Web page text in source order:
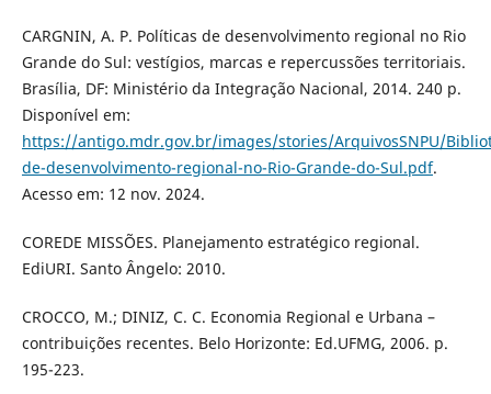
CARGNIN, A. P. Políticas de desenvolvimento regional no Rio
Grande do Sul: vestígios, marcas e repercussões territoriais.
Brasília, DF: Ministério da Integração Nacional, 2014. 240 p.
Disponível em:
https://antigo.mdr.gov.br/images/stories/ArquivosSNPU/
de-desenvolvimento-regional-no-Rio-Grande-do-Sul.pdf.
Acesso em: 12 nov. 2024.
COREDE MISSÕES. Planejamento estratégico regional.
EdiURI. Santo Ângelo: 2010.
CROCCO, M.; DINIZ, C. C. Economia Regional e Urbana –
contribuições recentes. Belo Horizonte: Ed.UFMG, 2006. p.
195-223.